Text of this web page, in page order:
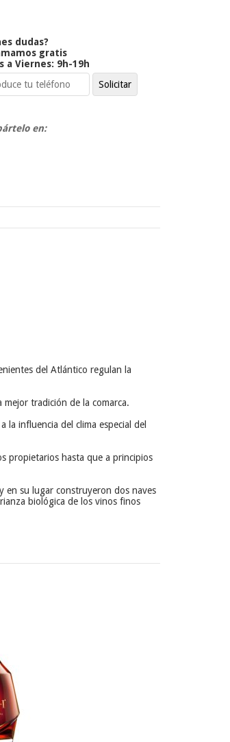
dudas?
gratis
a Viernes: 9h-19h
en:
del Atlántico regulan la
tradición de la comarca.
la influencia del clima especial del
propietarios hasta que a principios
en su lugar construyeron dos naves
biológica de los vinos finos